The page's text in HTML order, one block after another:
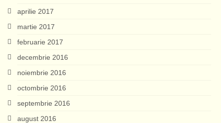
aprilie 2017
martie 2017
februarie 2017
decembrie 2016
noiembrie 2016
octombrie 2016
septembrie 2016
august 2016